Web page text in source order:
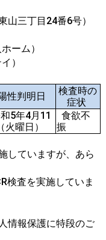
山三丁目24番6号）
ーム）
）
性判明日
検査時の
症状
5年4月11
火曜日）
食欲不
振
していますが、あら
検査を実施していま
情報保護に特段のご